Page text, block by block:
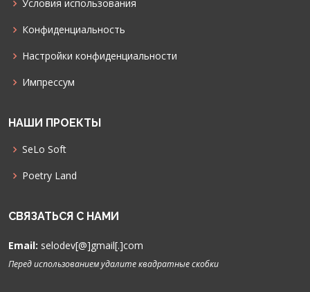
Условия использования
Конфиденциальность
Настройки конфиденциальности
Импрессум
НАШИ ПРОЕКТЫ
SeLo Soft
Poetry Land
СВЯЗАТЬСЯ С НАМИ
Email: selodev[@]gmail[.]com
Перед использованием удалите квадратные скобки